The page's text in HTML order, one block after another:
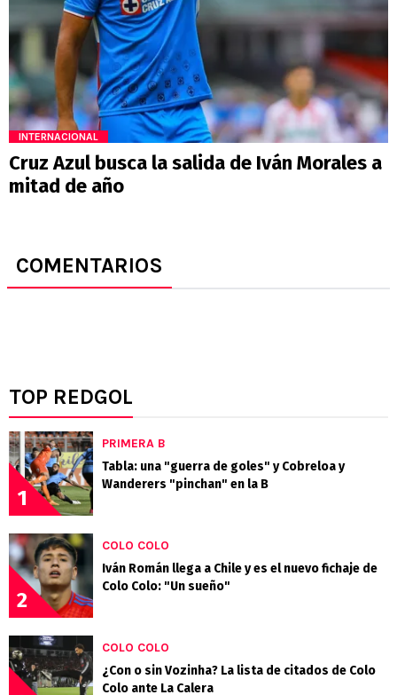
INTERNACIONAL
Cruz Azul busca la salida de Iván Morales a
mitad de año
COMENTARIOS
TOP REDGOL
1
PRIMERA B
Tabla: una "guerra de goles" y Cobreloa y
Wanderers "pinchan" en la B
2
COLO COLO
Iván Román llega a Chile y es el nuevo fichaje de
Colo Colo: "Un sueño"
COLO COLO
¿Con o sin Vozinha? La lista de citados de Colo
Colo ante La Calera